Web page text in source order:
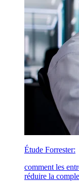
Étude Forrester:
comment les
réduire la